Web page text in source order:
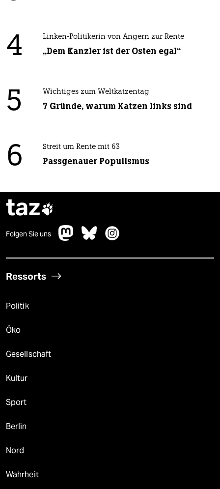
4 Linken-Politikerin von Angern zur Rente
„Dem Kanzler ist der Osten egal“
5 Wichtiges zum Weltkatzentag
7 Gründe, warum Katzen links sind
6 Streit um Rente mit 63
Passgenauer Populismus
taz
Folgen Sie uns
Ressorts
Politik
Öko
Gesellschaft
Kultur
Sport
Berlin
Nord
Wahrheit